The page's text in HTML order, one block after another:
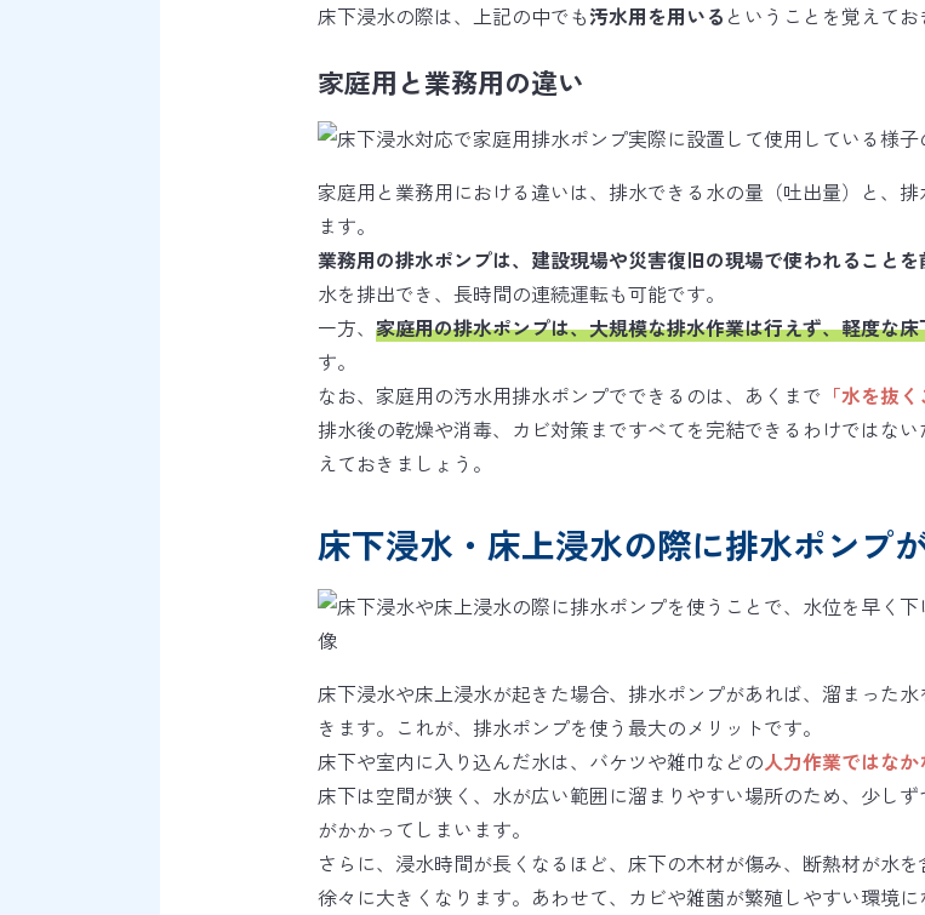
床下浸水の際は、上記の中でも汚水用を用いる ということを覚えてお
家庭用と業務用の違い
家庭用と業務用における違いは、排水できる水の量（吐出量）と、
ます。
業務用の排水ポンプは、建設現場や災害復旧の現場で使われることを
水を排出でき、長時間の連続運転も可能です。
一方、 家庭用の排水ポンプは、大規模な排水作業は行えず、軽度な
す。
なお、家庭用の汚水用排水ポンプでできるのは、あくまで 「水を抜く
排水後の乾燥や消毒、カビ対策まですべてを完結できるわけではな
えておきましょう。
床下浸水・床上浸水の際に排水ポンプ
床下浸水や床上浸水が起きた場合、排水ポンプがあれば、溜まった
きます。これが、排水ポンプを使う最大のメリットです。
床下や室内に入り込んだ水は、バケツや雑巾などの人力作業ではな
床下は空間が狭く、水が広い範囲に溜まりやすい場所のため、少し
がかかってしまいます。
さらに、浸水時間が長くなるほど、床下の木材が傷み、断熱材が水
徐々に大きくなります。あわせて、カビや雑菌が繁殖しやすい環境